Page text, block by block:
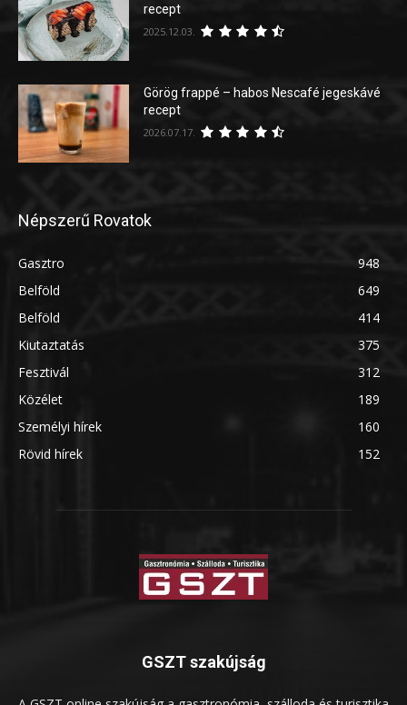
recept
2025.12.03.
Görög frappé – habos Nescafé jegeskávé
recept
2026.07.17.
Népszerű Rovatok
Gasztro
948
Belföld
649
Belföld
414
Kiutaztatás
375
Fesztivál
312
Közélet
189
Személyi hírek
160
Rövid hírek
152
GSZT szakújság